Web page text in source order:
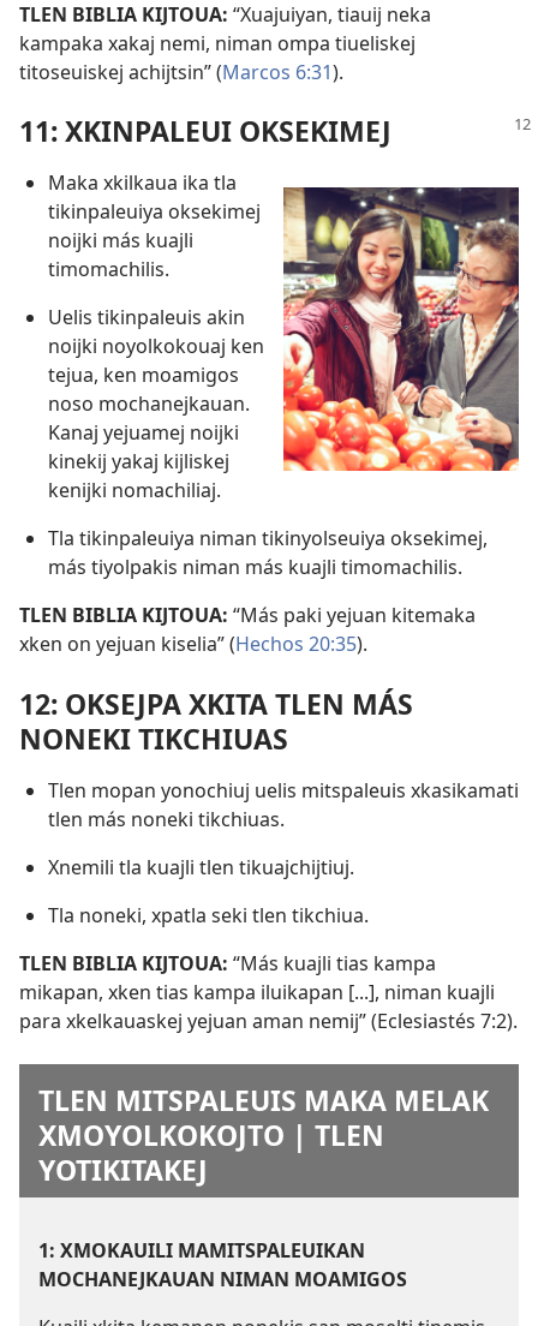
TLEN BIBLIA KIJTOUA: “Xuajuiyan, tiauij neka
kampaka xakaj nemi, niman ompa tiueliskej
titoseuiskej achijtsin” (Marcos 6:31).
11: XKINPALEUI OKSEKIMEJ
Maka xkilkaua ika tla
tikinpaleuiya oksekimej
noijki más kuajli
timomachilis.
Uelis tikinpaleuis akin
noijki noyolkokouaj ken
tejua, ken moamigos
noso mochanejkauan.
Kanaj yejuamej noijki
kinekij yakaj kijliskej
kenijki nomachiliaj.
Tla tikinpaleuiya niman tikinyolseuiya oksekimej,
más tiyolpakis niman más kuajli timomachilis.
TLEN BIBLIA KIJTOUA: “Más paki yejuan kitemaka
xken on yejuan kiselia” (Hechos 20:35).
12: OKSEJPA XKITA TLEN MÁS
NONEKI TIKCHIUAS
Tlen mopan yonochiuj uelis mitspaleuis xkasikamati
tlen más noneki tikchiuas.
Xnemili tla kuajli tlen tikuajchijtiuj.
Tla noneki, xpatla seki tlen tikchiua.
TLEN BIBLIA KIJTOUA: “Más kuajli tias kampa
mikapan, xken tias kampa iluikapan [...], niman kuajli
para xkelkauaskej yejuan aman nemij” (Eclesiastés 7:2).
TLEN MITSPALEUIS MAKA MELAK
XMOYOLKOKOJTO | TLEN
YOTIKITAKEJ
1: XMOKAUILI MAMITSPALEUIKAN
MOCHANEJKAUAN NIMAN MOAMIGOS